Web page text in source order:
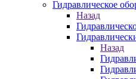
Гидравлическое
Назад
Назад